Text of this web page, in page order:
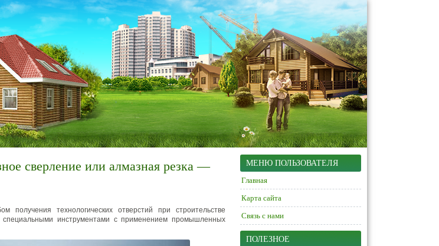
сверление или алмазная резка —
получения технологических отверстий при строительстве
инструментами с применением промышленных
МЕНЮ ПОЛЬЗОВАТЕЛЯ
Главная
Карта сайта
Связь с нами
ПОЛЕЗНОЕ